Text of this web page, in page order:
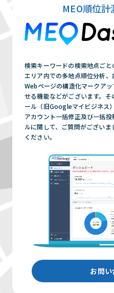
MEO順位
検索キーワードの検索地点ご
エリア内での多地点順位分析
Webページの構造化マークア
せる機能などがございます。
ール（旧Googleマイビジネス
アカウント一括修正及び一括
ルに関して、ご質問がござい
ください。
お問